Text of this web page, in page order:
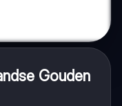
Gouden